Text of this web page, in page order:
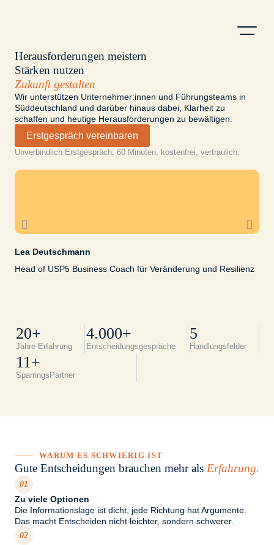
Herausforderungen meistern
Stärken nutzen
Zukunft gestalten
Wir unterstützen Unternehmer:innen und Führungsteams in
Süddeutschland und darüber hinaus dabei, Klarheit zu
schaffen und heutige Herausforderungen zu bewältigen.
Erstgespräch vereinbaren
Unverbindlich Erstgespräch: 60 Minuten, kostenfrei, vertraulich.
Lea Deutschmann
Head of USP5 Business Coach für Veränderung und Resilienz
20+
Jahre Erfahrung
4.000+
Entscheidungsgespräche
5
Handlungsfelder
11+
SparringsPartner
WARUM ES SCHWIERIG IST
Gute Entscheidungen brauchen mehr als Erfahrung.
01
Zu viele Optionen
Die Informationslage ist dicht, jede Richtung hat Argumente.
Das macht Entscheiden nicht leichter, sondern schwerer.
02